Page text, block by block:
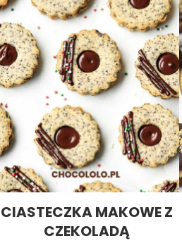
CIASTECZKA MAKOWE Z
CZEKOLADĄ